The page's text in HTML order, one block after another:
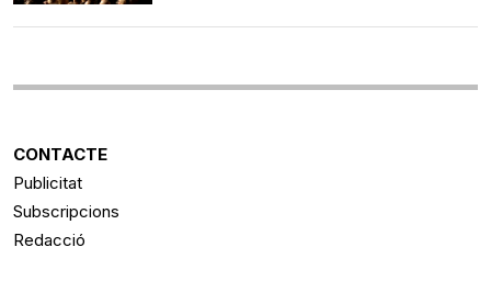
CONTACTE
Publicitat
Subscripcions
Redacció